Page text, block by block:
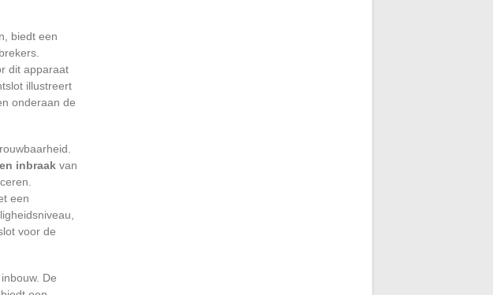
biedt een
dit apparaat
illustreert
onderaan de
inbraak van
een
voor de
De